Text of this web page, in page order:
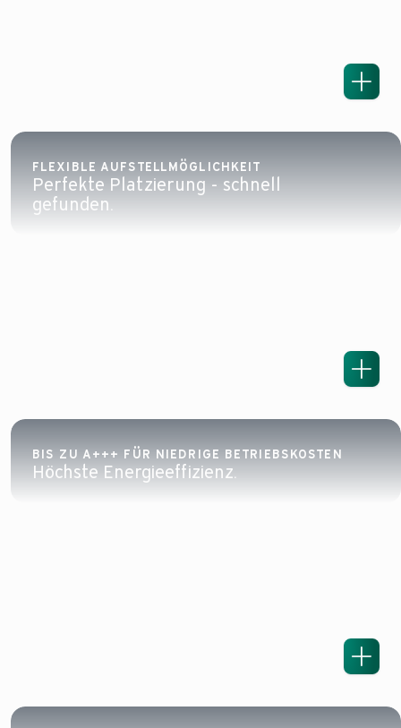
FLEXIBLE AUFSTELLMÖGLICHKEIT
Perfekte Platzierung - schnell
gefunden.
BIS ZU A+++ FÜR NIEDRIGE BETRIEBSKOSTEN
Höchste Energieeffizienz.